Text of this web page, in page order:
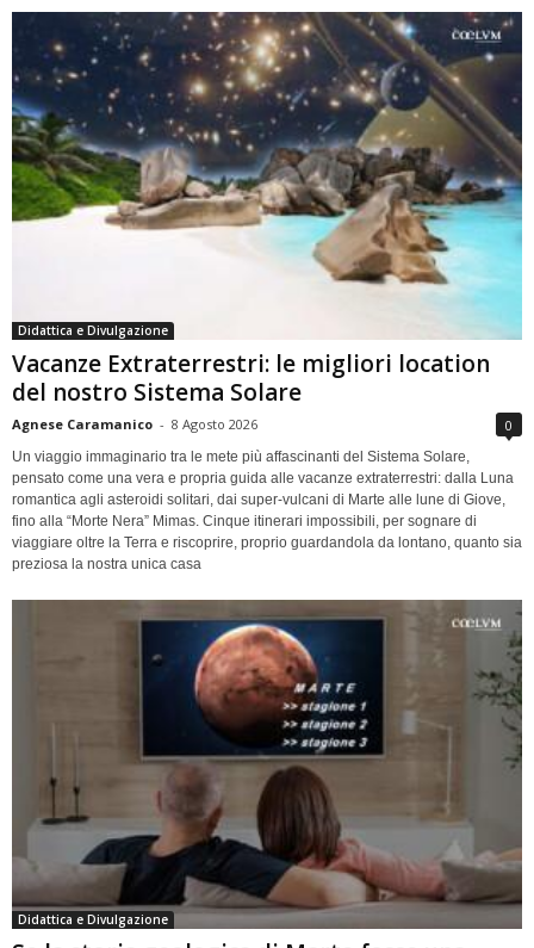
Didattica e Divulgazione
Vacanze Extraterrestri: le migliori location
del nostro Sistema Solare
Agnese Caramanico - 8 Agosto 2026 0
Un viaggio immaginario tra le mete più affascinanti del Sistema Solare,
pensato come una vera e propria guida alle vacanze extraterrestri: dalla Luna
romantica agli asteroidi solitari, dai super-vulcani di Marte alle lune di Giove,
fino alla “Morte Nera” Mimas. Cinque itinerari impossibili, per sognare di
viaggiare oltre la Terra e riscoprire, proprio guardandola da lontano, quanto sia
preziosa la nostra unica casa
Didattica e Divulgazione